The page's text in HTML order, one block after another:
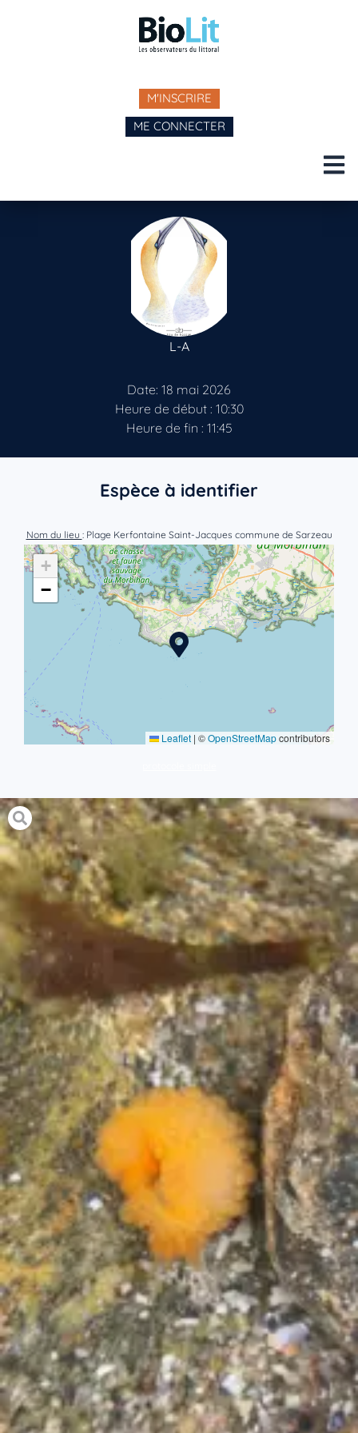
M'INSCRIRE
ME CONNECTER
L-A
Date: 18 mai 2026
Heure de début : 10:30
Heure de fin : 11:45
Espèce à identifier
Nom du lieu : Plage Kerfontaine Saint-Jacques commune de Sarzeau
+
−
Leaflet | ©OpenStreetMapcontributors